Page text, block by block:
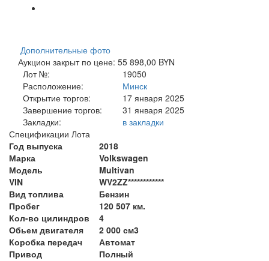
Дополнительные фото
Аукцион закрыт по цене: 55 898,00 BYN
Лот №:
19050
Расположение:
Минск
Открытие торгов:
17 января 2025
Завершение торгов:
31 января 2025
Закладки:
в закладки
Спецификации Лота
Год выпуска
2018
Марка
Volkswagen
Модель
Multivan
VIN
WV2ZZ************
Вид топлива
Бензин
Пробег
120 507 км.
Кол-во цилиндров
4
Обьем двигателя
2 000 см3
Коробка передач
Автомат
Привод
Полный